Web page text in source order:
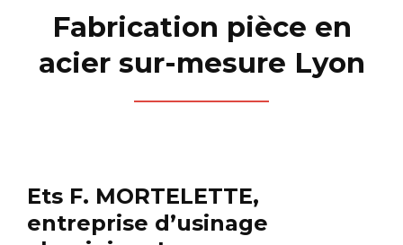
Fabrication pièce en
acier sur-mesure Lyon
Ets F. MORTELETTE,
entreprise d’usinage